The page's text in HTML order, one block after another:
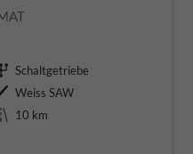
Getriebe Schaltgetriebe
Außenfarbe Weiss SAW
Kilometerstand
10 km